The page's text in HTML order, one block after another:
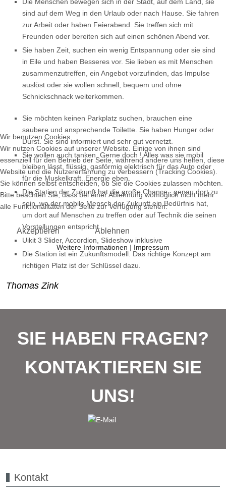
Die Menschen bewegen sich in der Stadt, auf dem Land, sie
sind auf dem Weg in den Urlaub oder nach Hause. Sie fahren
zur Arbeit oder haben Feierabend. Sie treffen sich mit
Freunden oder bereiten sich auf einen schönen Abend vor.
Sie haben Zeit, suchen ein wenig Entspannung oder sie sind
in Eile und haben Besseres vor. Sie lieben es mit Menschen
zusammenzutreffen, ein Angebot vorzufinden, das Impulse
auslöst oder sie wollen schnell, bequem und ohne
Schnickschnack weiterkommen.
Sie möchten keinen Parkplatz suchen, brauchen eine
saubere und ansprechende Toilette. Sie haben Hunger oder
Durst. Sie sind informiert und sehr gut vernetzt.
Sie wollen auch tanken. Gerne doch ! Alles was sie mobil
bleiben lässt, flüssig, gasförmig elektrisch für das Auto oder
für die Muskelkraft. Energie eben.
Die Station der Zukunft hat die große Chance , genau dort zu
sein, wo der mobile Mensch der Zukunft ein Bedürfnis hat,
um dort auf Menschen zu treffen oder auf Technik die seinen
Vorstellungen entspricht.
Uikit 3 Slider, Accordion, Slideshow inklusive
Die Station ist ein Zukunftsmodell. Das richtige Konzept am
richtigen Platz ist der Schlüssel dazu.
Thomas Zink
SIE HABEN FRAGEN?
KONTAKTIEREN SIE
UNS!
Kontakt
Wir benutzen Cookies
Wir nutzen Cookies auf unserer Website. Einige von ihnen sind
essenziell für den Betrieb der Seite, während andere uns helfen, diese
Website und die Nutzererfahrung zu verbessern (Tracking Cookies).
Sie können selbst entscheiden, ob Sie die Cookies zulassen möchten.
Bitte beachten Sie, dass bei einer Ablehnung womöglich nicht mehr
alle Funktionalitäten der Seite zur Verfügung stehen.
Akzeptieren Ablehnen
Weitere Informationen | Impressum